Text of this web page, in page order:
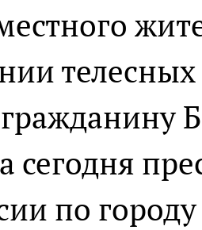
сегодня
по